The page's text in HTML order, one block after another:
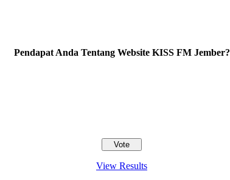
Pendapat Anda Tentang Website KISS FM Jember?
View Results